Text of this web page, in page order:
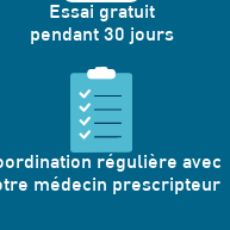
Essai gratuit
pendant 30 jours
régulière avec
médecin prescripteur